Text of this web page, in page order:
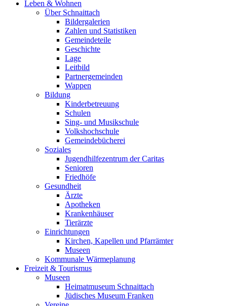
Leben & Wohnen
Über Schnaittach
Bildergalerien
Zahlen und Statistiken
Gemeindeteile
Geschichte
Lage
Leitbild
Partnergemeinden
Wappen
Bildung
Kinderbetreuung
Schulen
Sing- und Musikschule
Volkshochschule
Gemeindebücherei
Soziales
Jugendhilfezentrum der Caritas
Senioren
Friedhöfe
Gesundheit
Ärzte
Apotheken
Krankenhäuser
Tierärzte
Einrichtungen
Kirchen, Kapellen und Pfarrämter
Museen
Kommunale Wärmeplanung
Freizeit & Tourismus
Museen
Heimatmuseum Schnaittach
Jüdisches Museum Franken